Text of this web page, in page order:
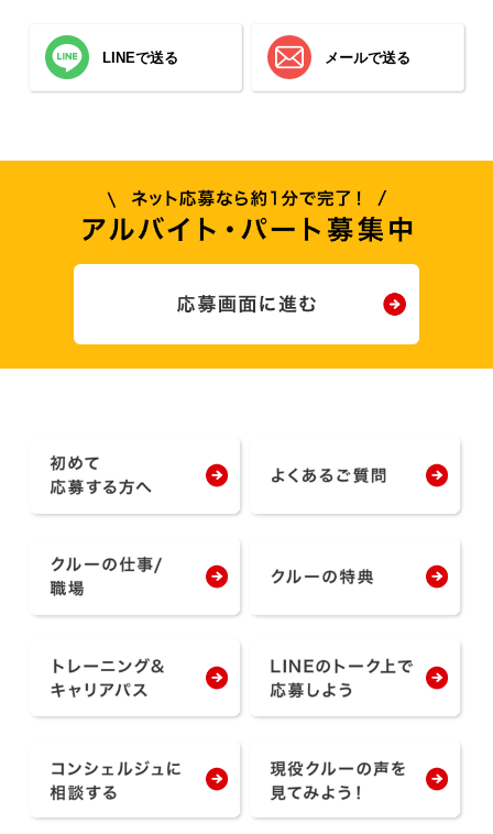
LINEで送る メールで送る